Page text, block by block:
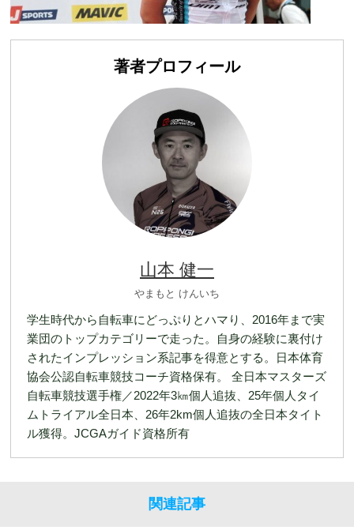
著者プロフィール
山本 健一
やまもと けんいち
学生時代から自転車にどっぷりとハマり、2016年まで実
業団のトップカテゴリーで走った。自身の経験に裏付け
されたインプレッション系記事を得意とする。日本体育
協会公認自転車競技コーチ資格保有。 全日本マスターズ
自転車競技選手権／2022年3㎞個人追抜、25年個人タイ
ムトライアル全日本、26年2km個人追抜の全日本タイト
ル獲得。JCGAガイド資格所有
関連記事